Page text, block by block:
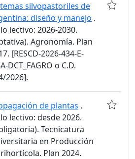
silvopastoriles de
diseño y manejo .
lectivo: 2026-2030.
Agronomía. Plan
[RESCD-2026-434-E-
DCT_FAGRO o C.D.
2026].
de plantas .
lectivo: desde 2026.
Tecnicatura
en Producción
Plan 2024.